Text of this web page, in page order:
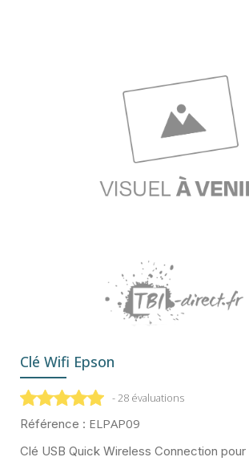
Clé Wifi Epson
- 28 évaluations
Référence : ELPAP09
Clé USB Quick Wireless Connection pour